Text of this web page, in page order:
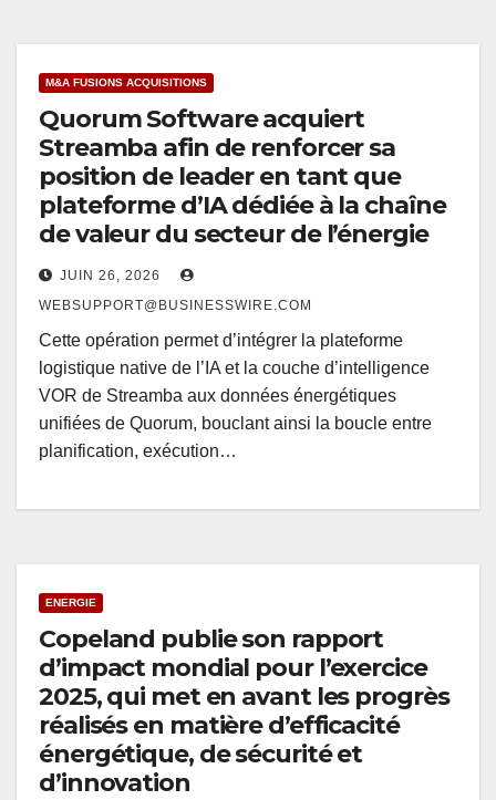
M&A FUSIONS ACQUISITIONS
Quorum Software acquiert
Streamba afin de renforcer sa
position de leader en tant que
plateforme d’IA dédiée à la chaîne
de valeur du secteur de l’énergie
JUIN 26, 2026
WEBSUPPORT@BUSINESSWIRE.COM
Cette opération permet d’intégrer la plateforme
logistique native de l’IA et la couche d’intelligence
VOR de Streamba aux données énergétiques
unifiées de Quorum, bouclant ainsi la boucle entre
planification, exécution…
ENERGIE
Copeland publie son rapport
d’impact mondial pour l’exercice
2025, qui met en avant les progrès
réalisés en matière d’efficacité
énergétique, de sécurité et
d’innovation